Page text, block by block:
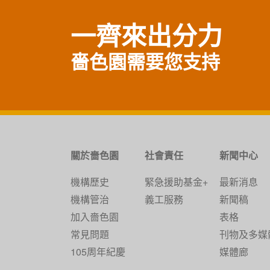
一齊來出分力
嗇色園需要您支持
關於嗇色園
機構歷史
機構管治
加入嗇色園
常見問題
105周年紀慶
社會責任
緊急援助基金+
義工服務
新聞中心
最新消息
新聞稿
表格
刊物及多媒
媒體廊